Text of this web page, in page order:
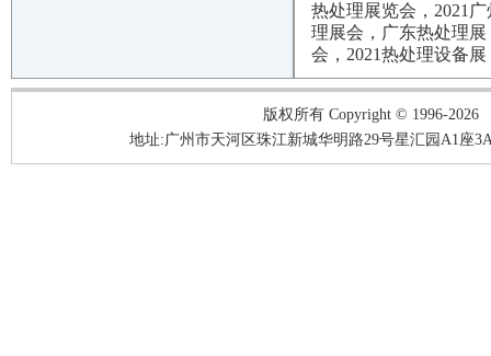
热处理展览会，2021
理展会，广东热处理
会，2021热处理设备
版权所有 Copyright © 1996-2026
地址:广州市天河区珠江新城华明路29号星汇园A1座